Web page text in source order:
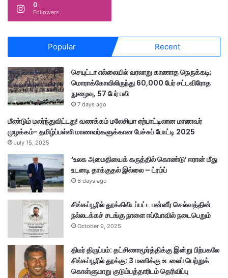
0
Followers
Popular Recent
செயுட்டா எல்லையில் வரலாறு காணாத நெருக்கடி;
மொராக்கோவிலிருந்து 60,000 பேர் சட்டவிரோத
நுழைவு, 57 பேர் பலி
7 days ago
மீண்டும் மலர்ந்துவிட்டது! வணக்கம் மலேசியா ஏற்பாட்டிலான மாணவர்
முழக்கம்- தமிழ்ப்பள்ளி மாணவர்களுக்கான பேச்சுப் போட்டி 2025
July 15, 2025
‘உலக அமைதியைக் கருத்தில் கொண்டு’ ஈரான் மீது
உடனடி தாக்குதல் இல்லை – ட்ரம்ப்
6 days ago
சிங்கப்பூரில் தூக்கிலிடப்பட்ட பன்னீர் செல்வத்தின்
நல்லடக்கச் சடங்கு நாளை ஈப்போவில் நடைபெறும்
October 9, 2025
திடீர் திருப்பம்: தட்சிணாமூர்த்திக்கு இன்று பிற்பகலே
சிங்கப்பூரில் தூக்கு; 3 மணிக்கு உடலைப் பெற்றுக்
கொள்ளுமாறு குடும்பத்தாரிடம் தெரிவிப்பு